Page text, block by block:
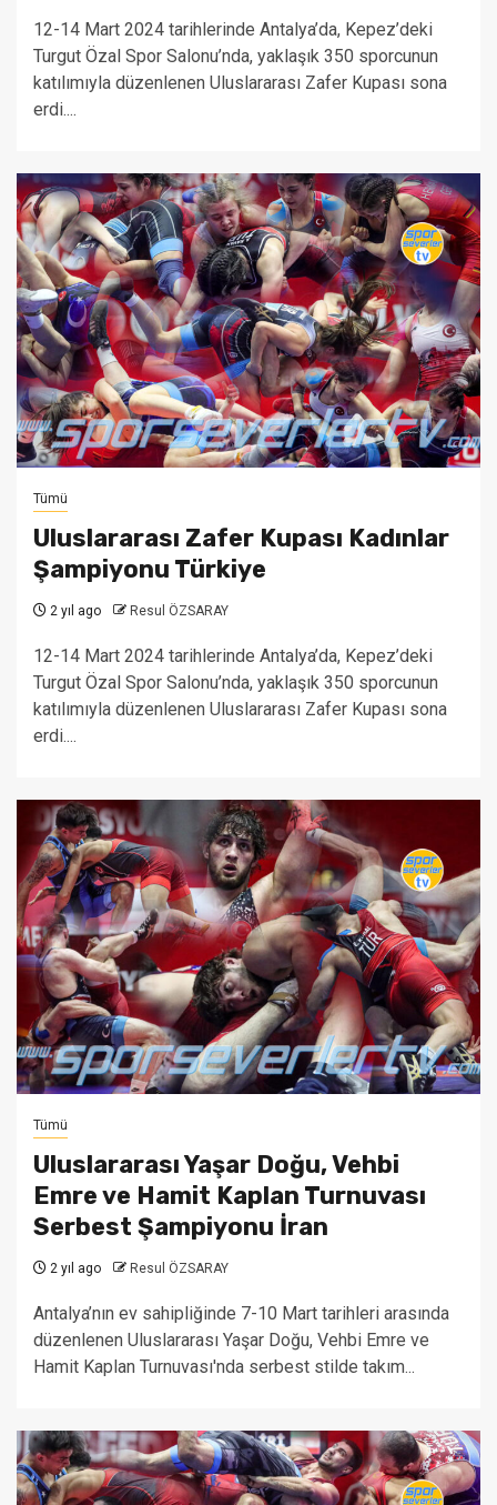
12-14 Mart 2024 tarihlerinde Antalya’da, Kepez’deki
Turgut Özal Spor Salonu’nda, yaklaşık 350 sporcunun
katılımıyla düzenlenen Uluslararası Zafer Kupası sona
erdi....
Tümü
Uluslararası Zafer Kupası Kadınlar
Şampiyonu Türkiye
2 yıl ago Resul ÖZSARAY
12-14 Mart 2024 tarihlerinde Antalya’da, Kepez’deki
Turgut Özal Spor Salonu’nda, yaklaşık 350 sporcunun
katılımıyla düzenlenen Uluslararası Zafer Kupası sona
erdi....
Tümü
Uluslararası Yaşar Doğu, Vehbi
Emre ve Hamit Kaplan Turnuvası
Serbest Şampiyonu İran
2 yıl ago Resul ÖZSARAY
Antalya’nın ev sahipliğinde 7-10 Mart tarihleri arasında
düzenlenen Uluslararası Yaşar Doğu, Vehbi Emre ve
Hamit Kaplan Turnuvası'nda serbest stilde takım...